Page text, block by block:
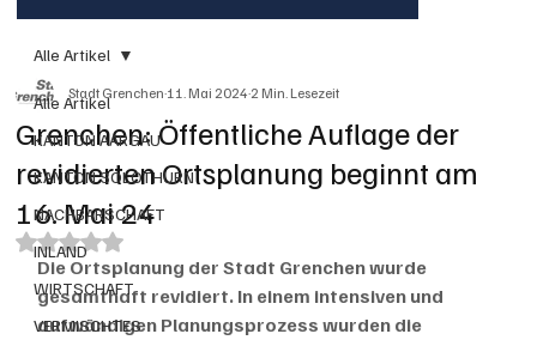
Alle Artikel
KANTON AARGAU
KANTON SOLOTHURN
NACHBARSCHAFT
INLAND
WIRTSCHAFT
VERMISCHTES
Alle Artikel
Grenchen: Öffentliche Auflage der
revidierten Ortsplanung beginnt am
16. Mai 24
Stadt Grenchen11. Mai 20242 Min. Lesezeit
Mit NaN von 5 Sternen bewertet.
Die Ortsplanung der Stadt Grenchen wurde
gesamthaft revidiert. In einem intensiven und
aufwändigen Planungsprozess wurden die